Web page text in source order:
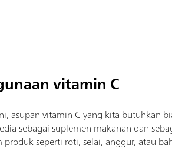
vitamin C
asupan vitamin C yang kita butuhkan
sebagai suplemen makanan dan
produk seperti roti, selai, anggur, atau